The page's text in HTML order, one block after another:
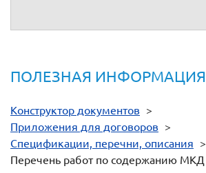
ПОЛЕЗНАЯ ИНФОРМАЦИЯ
Конструктор документов >
Приложения для договоров >
Спецификации, перечни, описания >
Перечень работ по содержанию МКД